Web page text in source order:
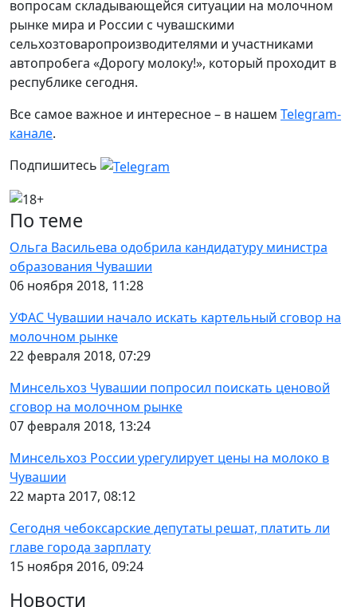
вопросам складывающейся ситуации на молочном
рынке мира и России с чувашскими
сельхозтоваропроизводителями и участниками
автопробега «Дорогу молоку!», который проходит в
республике сегодня.
Все самое важное и интересное – в нашем Telegram-
канале.
Подпишитесь
По теме
Ольга Васильева одобрила кандидатуру министра
образования Чувашии
06 ноября 2018, 11:28
УФАС Чувашии начало искать картельный сговор на
молочном рынке
22 февраля 2018, 07:29
Минсельхоз Чувашии попросил поискать ценовой
сговор на молочном рынке
07 февраля 2018, 13:24
Минсельхоз России урегулирует цены на молоко в
Чувашии
22 марта 2017, 08:12
Сегодня чебоксарские депутаты решат, платить ли
главе города зарплату
15 ноября 2016, 09:24
Новости